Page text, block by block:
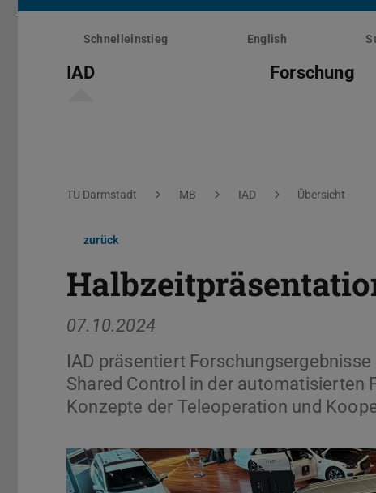
Menü
überspringenSchnelleinstieg English
IAD Forschung
Sie befinden sich hier:
TU Darmstadt MB IAD Übersicht
zurück
07.10.2024
IAD präsentiert
Shared Control in der automatisierten
Konzepte der Teleoperation und